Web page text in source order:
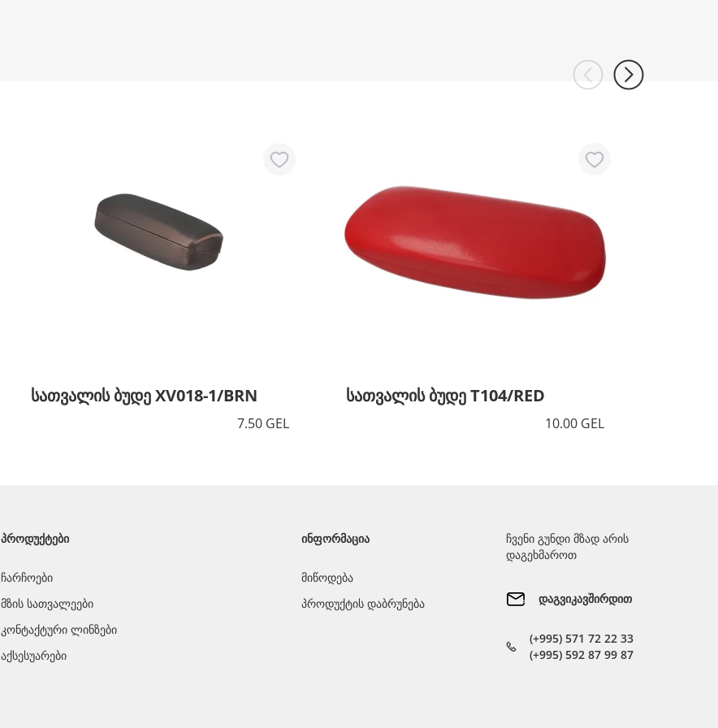
სათვალის ბუდე XV018-1/BRN
7.50 GEL
სათვალის ბუდე T104/RED
10.00 GEL
ᲞᲠᲝᲓᲣᲥᲢᲔᲑᲘ
ჩარჩოები
მზის სათვალეები
კონტაქტური ლინზები
აქსესუარები
ᲘᲜᲤᲝᲠᲛᲐᲪᲘᲐ
მიწოდება
პროდუქტის დაბრუნება
ჩვენი გუნდი მზად არის
დაგეხმაროთ
დაგვიკავშირდით
(+995) 571 72 22 33
(+995) 592 87 99 87